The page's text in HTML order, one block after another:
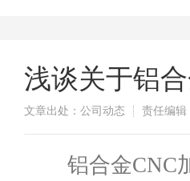
浅谈关于铝
文章出处：公司动态 责任编辑
铝合金CNC加